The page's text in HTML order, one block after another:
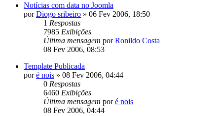
Notícias com data no Joomla
porDiogo sribeiro » 06 Fev 2006, 18:50
1 Respostas
7985 Exibições
Última mensagem porRonildo Costa
08 Fev 2006, 08:53
Template Publicada
poré nois » 08 Fev 2006, 04:44
0 Respostas
6460 Exibições
Última mensagem poré nois
08 Fev 2006, 04:44